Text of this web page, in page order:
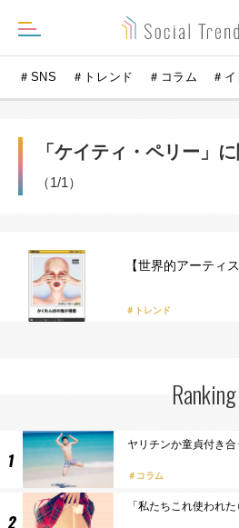
＃SNS ＃トレンド ＃コラム ＃
「ケイティ・ペリー」
（1/1）
【世界的アーティ
＃トレンド
Ranking
ヤリチンか童貞付き
コラム
「私たちこれ使われ